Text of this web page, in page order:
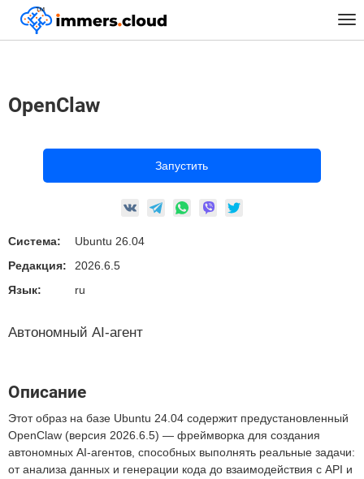
™
Главная Предустановленные Образы
OpenClaw
OpenClaw
Запустить
Система:
Ubuntu 26.04
Редакция:
2026.6.5
Язык:
ru
Автономный AI-агент
Описание
Этот образ на базе Ubuntu 24.04 содержит предустановленный
OpenClaw (версия 2026.6.5) — фреймворка для создания
автономных AI-агентов, способных выполнять реальные задачи:
от анализа данных и генерации кода до взаимодействия с API и